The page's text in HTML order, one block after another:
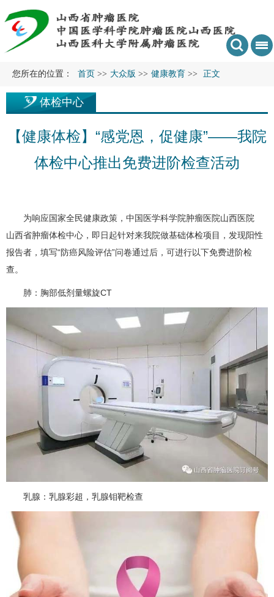
您所在的位置： 首页 >> 大众版 >> 健康教育 >> 正文
体检中心
【健康体检】“感党恩，促健康”——我院
体检中心推出免费进阶检查活动
为响应国家全民健康政策，中国医学科学院肿瘤医院山西医院
山西省肿瘤体检中心 ，即日起针对来我院做基础体检项目，发现阳性
报告者，填写“防癌风险评估”问卷通过后，可进行以下免费进阶检
查。
肺：胸部低剂量螺旋CT
乳腺：乳腺彩超，乳腺钼靶检查